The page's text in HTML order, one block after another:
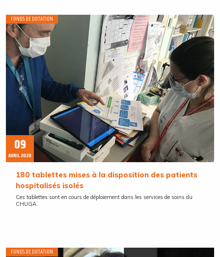
FONDS DE DOTATION
09
AVRIL 2020
180 tablettes mises à la disposition des patients
hospitalisés isolés
Ces tablettes sont en cours de déploiement dans les services de soins du
CHUGA.
FONDS DE DOTATION